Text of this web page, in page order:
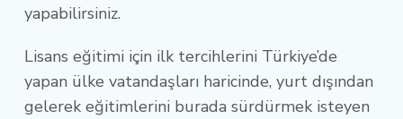
yapabilirsiniz.
Lisans eğitimi için ilk tercihlerini Türkiye’de
yapan ülke vatandaşları haricinde, yurt dışından
gelerek eğitimlerini burada sürdürmek isteyen